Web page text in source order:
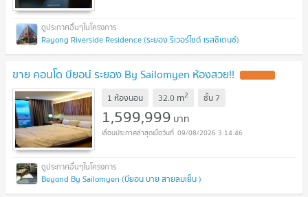
Rayong Riverside Residence (ระยอง ริเวอร์ไซด์ เรสซิเดนซ์)
ขาย คอนโด บียอน์ ระยอง By Sailomyen ห้องสวย!!
1 ห้องนอน 32.0 m2 ชั้น 7
1,599,999 บาท
09/08/2026 3:14:46
Beyond By Sailomyen (บียอน บาย สายลมเย็น )